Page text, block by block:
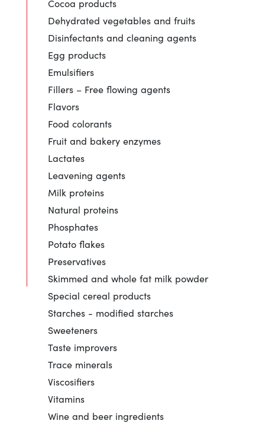
Cocoa products
Dehydrated vegetables and fruits
Disinfectants and cleaning agents
Egg products
Emulsifiers
Fillers – Free flowing agents
Flavors
Food colorants
Fruit and bakery enzymes
Lactates
Leavening agents
Milk proteins
Natural proteins
Phosphates
Potato flakes
Preservatives
Skimmed and whole fat milk powder
Special cereal products
Starches - modified starches
Sweeteners
Taste improvers
Trace minerals
Viscosifiers
Vitamins
Wine and beer ingredients